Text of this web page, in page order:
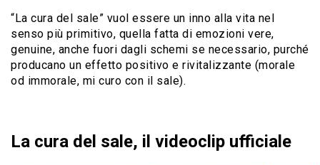
“La cura del sale” vuol essere un inno alla vita nel
senso più primitivo, quella fatta di emozioni vere,
genuine, anche fuori dagli schemi se necessario, purché
producano un effetto positivo e rivitalizzante (morale
od immorale, mi curo con il sale).
La cura del sale, il videoclip ufficiale